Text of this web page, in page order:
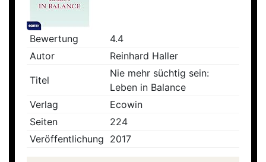
Bewertung
4.4
Autor
Reinhard Haller
Titel
Nie mehr süchtig sein:
Leben in Balance
Verlag
Ecowin
Seiten
224
Veröffentlichung 2017